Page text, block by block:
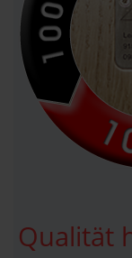
Qualität